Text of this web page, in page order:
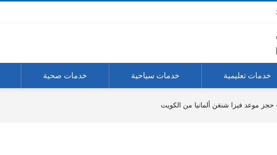
خدمات تعليمية خدمات سياحية خدمات صحية
حجز موعد فيزا شنغن ألمانيا من الكويت